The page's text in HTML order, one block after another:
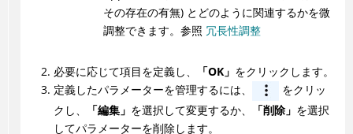
その存在の有無) とどのように関連するかを微
調整できます。参照 冗長性調整
必要に応じて項目を定義し、 「OK」 をクリックします。
定義したパラメーターを管理するには、
をクリッ
クし、
「編集」 を選択して変更するか、 「削除」 を選択
してパラメーターを削除します。